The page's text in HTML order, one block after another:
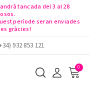
tancada del 3 al 28
període seran enviades
gràcies!
932 853 121